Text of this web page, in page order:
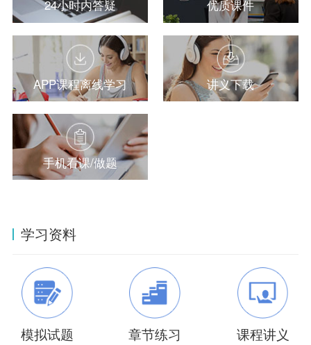
24小时内答疑 优质课件
APP课程离线学习 讲义下载
手机看课/做题
学习资料
模拟试题 章节练习 课程讲义